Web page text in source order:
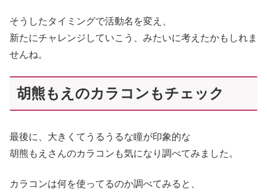
そうしたタイミングで活動名を変え、
新たにチャレンジしていこう、みたいに考えたかもしれま
せんね。
胡熊もえのカラコンもチェック
最後に、大きくてうるうるな瞳が印象的な
胡熊もえさんのカラコンも気になり調べてみました。
カラコンは何を使ってるのか調べてみると、